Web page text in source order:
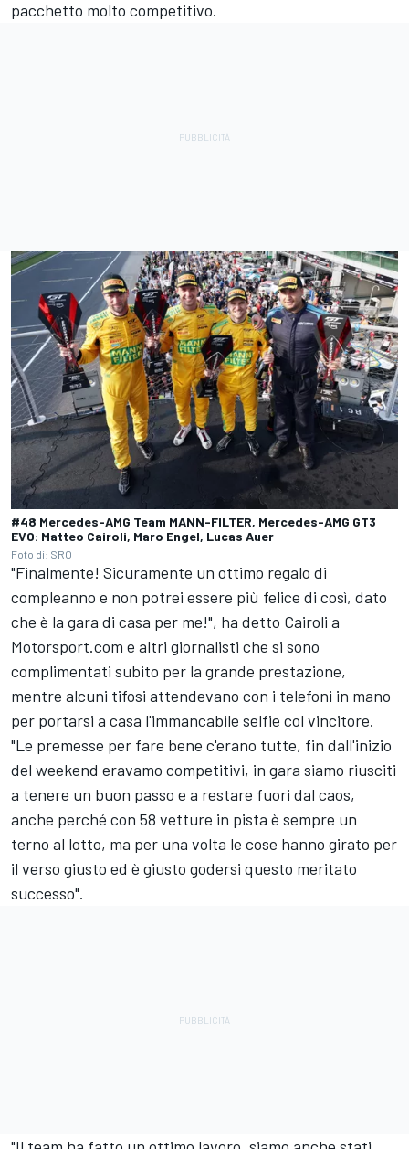
pacchetto molto competitivo.
#48 Mercedes-AMG Team MANN-FILTER, Mercedes-AMG GT3
EVO: Matteo Cairoli, Maro Engel, Lucas Auer
Foto di: SRO
"Finalmente! Sicuramente un ottimo regalo di
compleanno e non potrei essere più felice di così, dato
che è la gara di casa per me!", ha detto Cairoli a
Motorsport.com e altri giornalisti che si sono
complimentati subito per la grande prestazione,
mentre alcuni tifosi attendevano con i telefoni in mano
per portarsi a casa l'immancabile selfie col vincitore.
"Le premesse per fare bene c'erano tutte, fin dall'inizio
del weekend eravamo competitivi, in gara siamo riusciti
a tenere un buon passo e a restare fuori dal caos,
anche perché con 58 vetture in pista è sempre un
terno al lotto, ma per una volta le cose hanno girato per
il verso giusto ed è giusto godersi questo meritato
successo".